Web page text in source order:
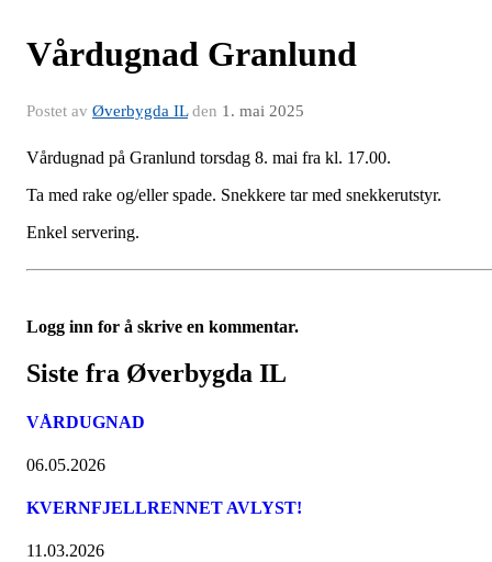
Vårdugnad Granlund
Postet av Øverbygda ILden 1. mai 2025
Vårdugnad på Granlund torsdag 8. mai fra kl. 17.00.
Ta med rake og/eller spade. Snekkere tar med snekkerutstyr.
Enkel servering.
Logg inn for å skrive en kommentar.
Siste fra Øverbygda IL
VÅRDUGNAD
06.05.2026
KVERNFJELLRENNET AVLYST!
11.03.2026